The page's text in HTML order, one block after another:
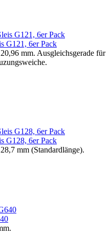
G121, 6er Pack
mm. Ausgleichsgerade für
G128, 6er Pack
mm (Standardlänge).